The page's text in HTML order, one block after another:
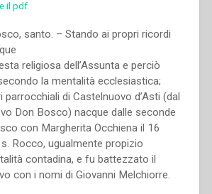
il pdf
santo. – Stando ai propri ricordi
religiosa dell’Assunta e perciò
la mentalità ecclesiastica;
di Castelnuovo d’Asti (dal
Don Bosco) nacque dalle seconde
con Margherita Occhiena il 16
Rocco, ugualmente propizio
contadina, e fu battezzato il
con i nomi di Giovanni Melchiorre.